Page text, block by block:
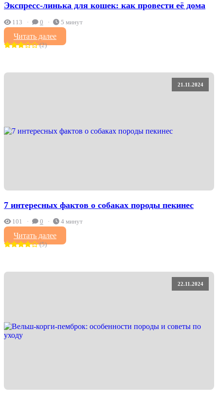
Экспресс-линька для кошек: как провести её дома
113 0 5 минут
Читать далее
(2)
21.11.2024
7 интересных фактов о собаках породы пекинес
101 0 4 минут
Читать далее
(5)
22.11.2024